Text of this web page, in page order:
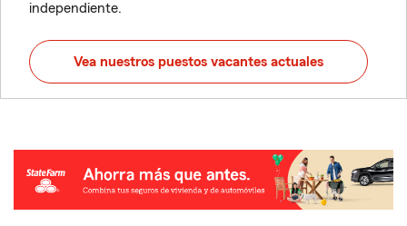
independiente.
Vea nuestros puestos vacantes actuales